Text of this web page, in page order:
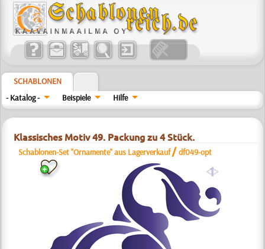
SCHABLONEN
- Katalog -
Beispiele Hilfe
Klassisches Motiv 49. Packung zu 4 Stück.
Schablonen-Set "Ornamente" aus Lagerverkauf /df049-opt
a